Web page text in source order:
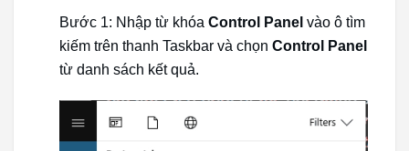
Bước 1: Nhập từ khóa Control Panel vào ô tìm
kiếm trên thanh Taskbar và chọn Control Panel
từ danh sách kết quả.